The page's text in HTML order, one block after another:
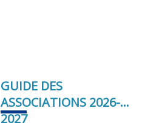
GUIDE DES
ASSOCIATIONS 2026-
2027